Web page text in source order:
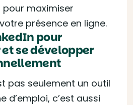
pour maximiser
présence en ligne.
pour
se développer
pas seulement un outil
d’emploi, c’est aussi